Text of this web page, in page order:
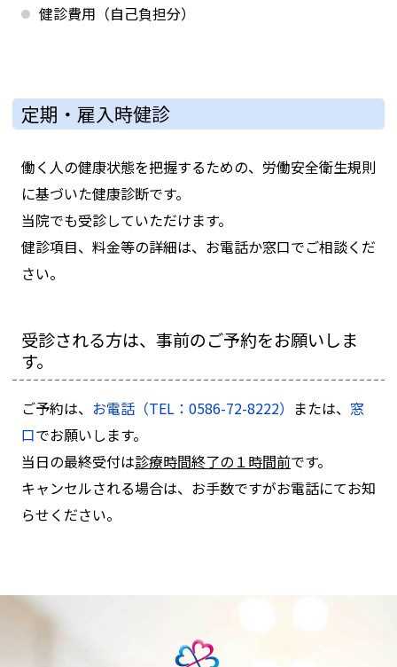
健診費用（自己負担分）
定期・雇入時健診
働く人の健康状態を把握するための、労働安全衛生規則
に基づいた健康診断です。
当院でも受診していただけます。
健診項目、料金等の詳細は、お電話か窓口でご相談くだ
さい。
受診される方は、事前のご予約をお願いしま
す。
ご予約は、 お電話（TEL：0586-72-8222） または、 窓
口でお願いします。
当日の最終受付は診療時間終了の１時間前です。
キャンセルされる場合は、お手数ですがお電話にてお知
らせください。